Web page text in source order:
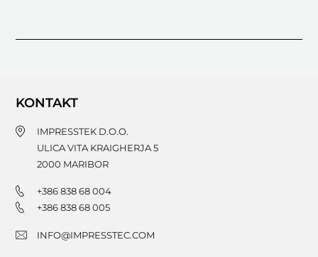
KONTAKT
IMPRESSTEK D.O.O.
ULICA VITA KRAIGHERJA 5
2000 MARIBOR
+386 838 68 004
+386 838 68 005
INFO@IMPRESSTEC.COM